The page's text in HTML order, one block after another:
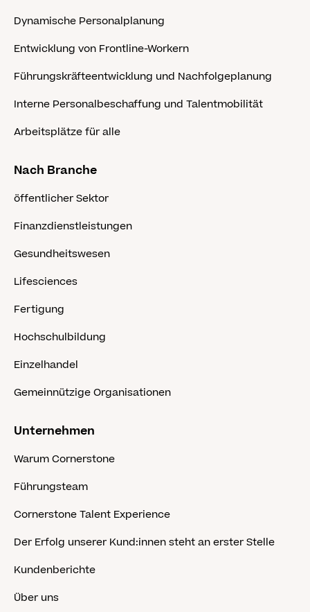
Dynamische Personalplanung
Entwicklung von Frontline-Workern
Führungskräfteentwicklung und Nachfolgeplanung
Interne Personalbeschaffung und Talentmobilität
Arbeitsplätze für alle
Nach Branche
öffentlicher Sektor
Finanzdienstleistungen
Gesundheitswesen
Lifesciences
Fertigung
Hochschulbildung
Einzelhandel
Gemeinnützige Organisationen
Unternehmen
Warum Cornerstone
Führungsteam
Cornerstone Talent Experience
Der Erfolg unserer Kund:innen steht an erster Stelle
Kundenberichte
Über uns